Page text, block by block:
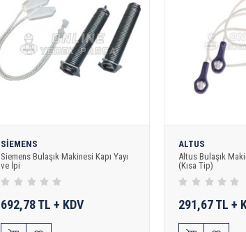
SİEMENS
Siemens Bulaşık Makinesi Kapı Yayı
ve İpi
692,78 TL + KDV
ALTUS
Altus Bulaşık
(Kısa Tip)
291,67 TL +